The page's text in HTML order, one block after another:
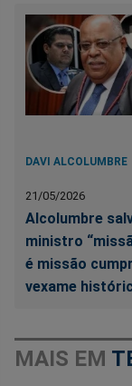
DAVI ALCOLUMBRE
21/05/2026
Alcolumbre
ministro
é missão
vexame
MAIS EM